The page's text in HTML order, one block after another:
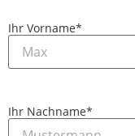
Ihr Vorname*
Ihr Nachname*